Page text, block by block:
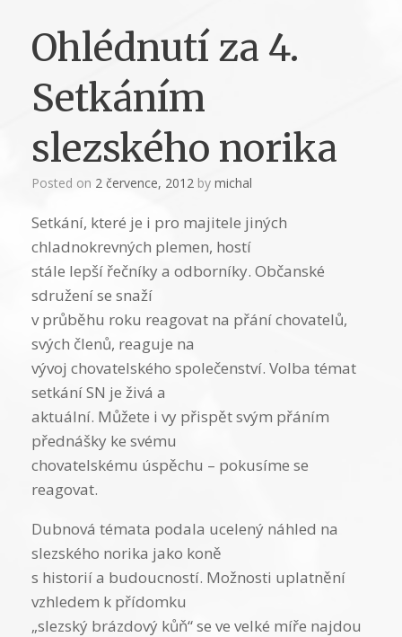
Ohlédnutí za 4.
Setkáním
slezského norika
Posted on 2 července, 2012 by michal
Setkání, které je i pro majitele jiných
chladnokrevných plemen, hostí
stále lepší řečníky a odborníky. Občanské
sdružení se snaží
v průběhu roku reagovat na přání chovatelů,
svých členů, reaguje na
vývoj chovatelského společenství. Volba témat
setkání SN je živá a
aktuální. Můžete i vy přispět svým přáním
přednášky ke svému
chovatelskému úspěchu – pokusíme se
reagovat.
Dubnová témata podala ucelený náhled na
slezského norika jako koně
s historií a budoucností. Možnosti uplatnění
vzhledem k přídomku
„slezský brázdový kůň“ se ve velké míře najdou